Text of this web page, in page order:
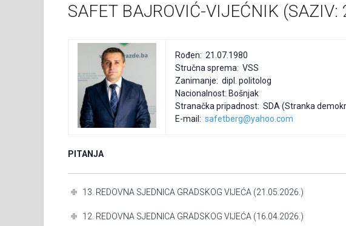
SAFET BAJROVIĆ-VIJEĆNIK
Rođen: 21.07.1980
Stručna sprema: VSS
Zanimanje: dipl. politolog
Nacionalnost: Bošnjak
Stranačka pripadnost: SDA (Stranka
E-mail: safetberg@yahoo.com
PITANJA
13. REDOVNA SJEDNICA GRADSKOG VIJEĆA (21.05.2026.)
12. REDOVNA SJEDNICA GRADSKOG VIJEĆA (16.04.2026.)